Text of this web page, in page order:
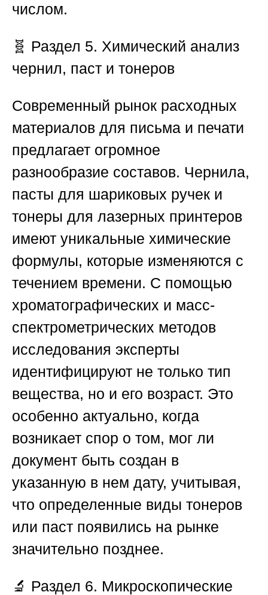
числом.
🧬 Раздел 5. Химический анализ
чернил, паст и тонеров
Современный рынок расходных
материалов для письма и печати
предлагает огромное
разнообразие составов. Чернила,
пасты для шариковых ручек и
тонеры для лазерных принтеров
имеют уникальные химические
формулы, которые изменяются с
течением времени. С помощью
хроматографических и масс-
спектрометрических методов
исследования эксперты
идентифицируют не только тип
вещества, но и его возраст. Это
особенно актуально, когда
возникает спор о том, мог ли
документ быть создан в
указанную в нем дату, учитывая,
что определенные виды тонеров
или паст появились на рынке
значительно позднее.
🔬 Раздел 6. Микроскопические